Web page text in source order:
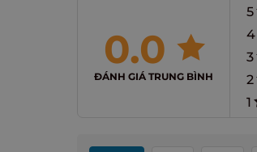
0.0
ĐÁNH GIÁ TRUNG BÌNH
5
4
3
2
1